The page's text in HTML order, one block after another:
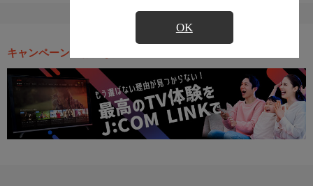
OK
キャンペーン・お得な情報